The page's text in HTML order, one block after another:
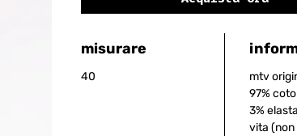
misurare
40
mtv
97%
3%
vita (non